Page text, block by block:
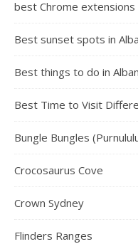
best Chrome
Best sunset spots in
Best things to do in
Best Time to Visit
Bungle Bungles
Crocosaurus Cove
Crown Sydney
Flinders Ranges